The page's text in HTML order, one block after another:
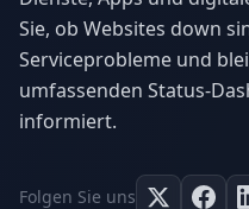
Sie, ob Websites down
Serviceprobleme und
umfassenden Status-
informiert.
Folgen Sie uns